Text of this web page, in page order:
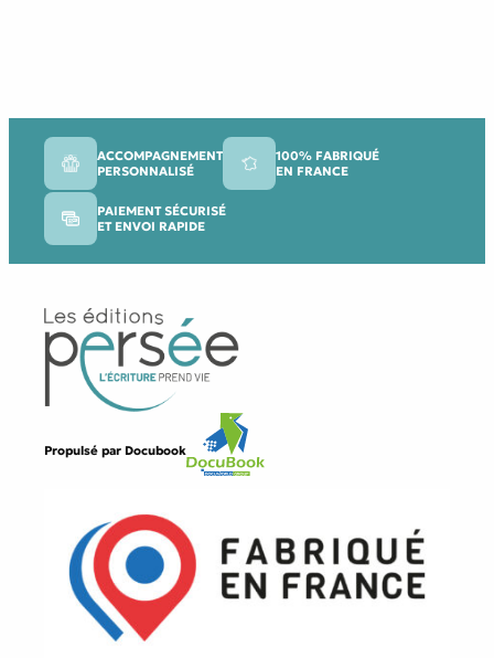
ACCOMPAGNEMENT
PERSONNALISÉ
100% FABRIQUÉ
EN FRANCE
PAIEMENT SÉCURISÉ
ET ENVOI RAPIDE
Propulsé par Docubook